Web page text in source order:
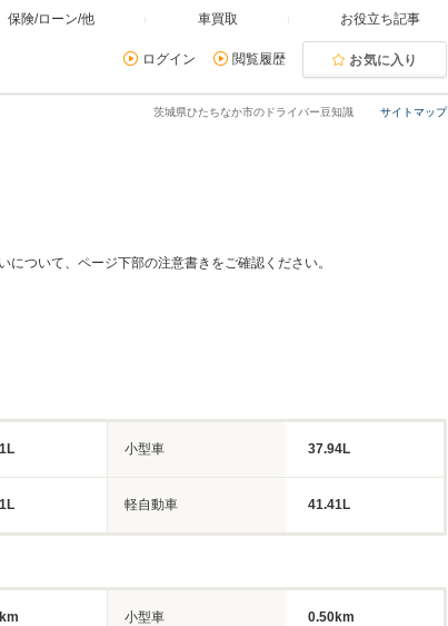
保険/ローン/他 車買取 お役立ち記事
ログイン 閲覧履歴 お気に入り
サイトマップ
茨城県ひたちなか市のドライバー豆知識
ついて、ページ下部の注意書きをご確認ください。
小型車 37.94L
軽自動車 41.41L
小型車 0.50km